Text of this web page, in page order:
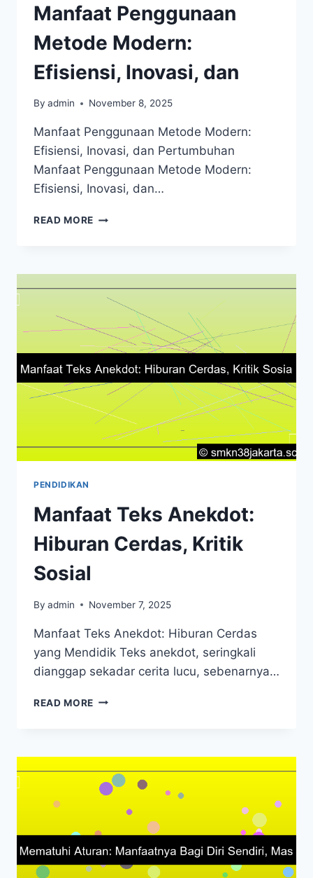
Manfaat Penggunaan
Metode Modern:
Efisiensi, Inovasi, dan
By admin November 8, 2025
Manfaat Penggunaan Metode Modern:
Efisiensi, Inovasi, dan Pertumbuhan
Manfaat Penggunaan Metode Modern:
Efisiensi, Inovasi, dan…
READ MORE MANFAAT
EFISIENSI,
INOVASI,
DAN
PENDIDIKAN
Manfaat Teks Anekdot:
Hiburan Cerdas, Kritik
Sosial
By admin November 7, 2025
Manfaat Teks Anekdot: Hiburan Cerdas
yang Mendidik Teks anekdot, seringkali
dianggap sekadar cerita lucu, sebenarnya…
READ MORE MANFAAT
CERDAS,
KRITIK
SOSIAL